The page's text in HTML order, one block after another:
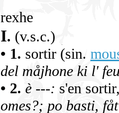
rexhe
I. (v.s.c.)
• 1. sortir (sin.
del måjhone ki l'
• 2. è ---: s'en
omes?; po basti,